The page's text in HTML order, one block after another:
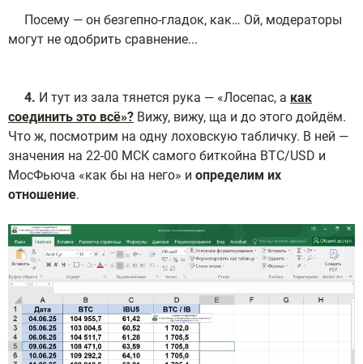
Посему — он безгепно-гладок, как… Ой, модераторы
могут не одобрить сравнение...
4. И тут из зала тянется рука — «Лосепас, а как
соединить это всё»? Вижу, вижу, ща и до этого дойдём.
Что ж, посмотрим на одну лоховскую табличку. В ней —
значения на 22-00 МСК самого биткойна BTC/USD и
МосФьюча «как бы на него» и определим их
отношение.